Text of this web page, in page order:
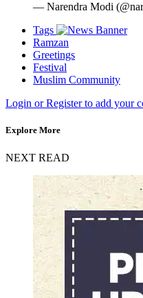
— Narendra Modi
Tags
Ramzan
Greetings
Festival
Muslim Community
Login or Register to add your
Explore More
NEXT READ